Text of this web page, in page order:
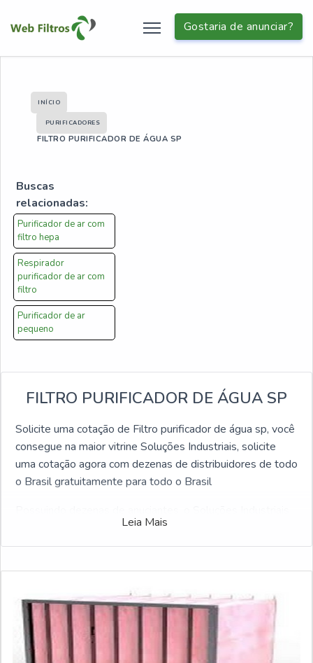
Gostaria de anunciar?
INÍCIO
PURIFICADORES
FILTRO PURIFICADOR DE ÁGUA SP
Buscas
relacionadas:
Purificador de ar com
filtro hepa
Respirador
purificador de ar com
filtro
Purificador de ar
pequeno
FILTRO PURIFICADOR DE ÁGUA SP
Solicite uma cotação de Filtro purificador de água sp, você
consegue na maior vitrine Soluções Industriais, solicite
uma cotação agora com dezenas de distribuidores de todo
o Brasil gratuitamente para todo o Brasil
é o portal B2B mais completo da área industrial. Para
receber uma cotação de Filtro purificador de água sp,
Leia Mais